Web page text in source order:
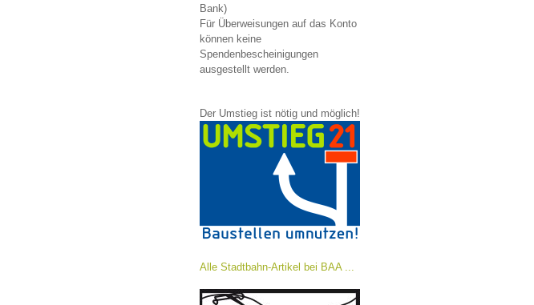
Bank)
Für Überweisungen auf das Konto
können keine
Spendenbescheinigungen
ausgestellt werden.
Der Umstieg ist nötig und möglich!
Alle Stadtbahn-Artikel bei BAA ...